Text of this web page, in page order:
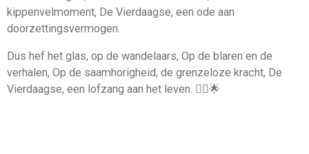
kippenvelmoment, De Vierdaagse, een ode aan
doorzettingsvermogen.
Dus hef het glas, op de wandelaars, Op de blaren en de
verhalen, Op de saamhorigheid, de grenzeloze kracht, De
Vierdaagse, een lofzang aan het leven. 🚶‍♂️🌟